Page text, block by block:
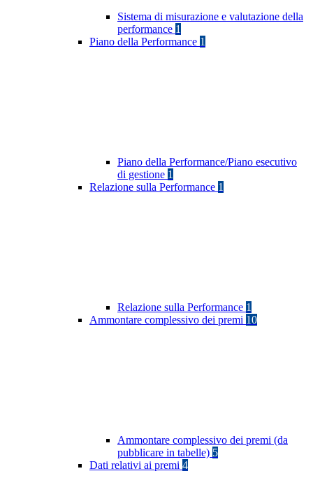
Sistema di misurazione e valutazione della
performance 1
Piano della Performance 1
Piano della Performance/Piano esecutivo
di gestione 1
Relazione sulla Performance 1
Relazione sulla Performance 1
Ammontare complessivo dei premi 10
Ammontare complessivo dei premi (da
pubblicare in tabelle) 5
Dati relativi ai premi 4